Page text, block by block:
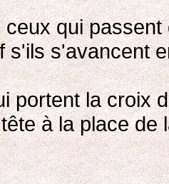
qui
s'ils s'avancent
portent la croix
à la place de